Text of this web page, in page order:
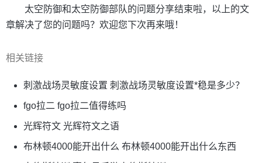
太空防御和太空防御部队的问题分享结束啦，以上的文
章解决了您的问题吗？欢迎您下次再来哦！
相关链接
刺激战场灵敏度设置 刺激战场灵敏度设置*稳是多少？
fgo拉二 fgo拉二值得练吗
光辉符文 光辉符文之语
布林顿4000能开出什么 布林顿4000能开出什么东西